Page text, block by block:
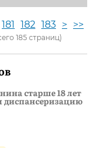
181 182 183 > >>
185 страниц)
старше 18 лет
диспансеризацию